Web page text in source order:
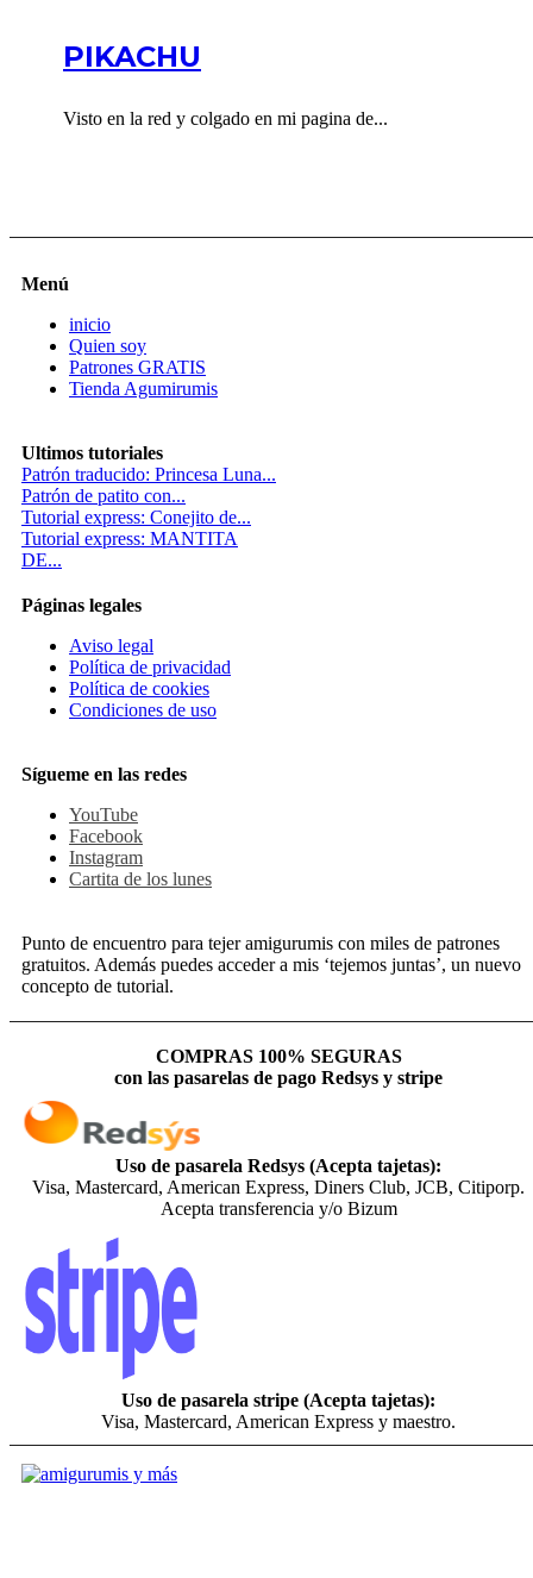
PIKACHU
Visto en la red y colgado en mi pagina de...
Menú
inicio
Quien soy
Patrones GRATIS
Tienda Agumirumis
Ultimos tutoriales
Patrón traducido: Princesa Luna...
Patrón de patito con...
Tutorial express: Conejito de...
Tutorial express: MANTITA
DE...
Páginas legales
Aviso legal
Política de privacidad
Política de cookies
Condiciones de uso
Sígueme en las redes
YouTube
Facebook
Instagram
Cartita de los lunes
Punto de encuentro para tejer amigurumis con miles de patrones
gratuitos. Además puedes acceder a mis ‘tejemos juntas’, un nuevo
concepto de tutorial.
COMPRAS 100% SEGURAS
con las pasarelas de pago Redsys y stripe
Uso de pasarela Redsys (Acepta tajetas):
Visa, Mastercard, American Express, Diners Club, JCB, Citiporp.
Acepta transferencia y/o Bizum
Uso de pasarela stripe (Acepta tajetas):
Visa, Mastercard, American Express y maestro.